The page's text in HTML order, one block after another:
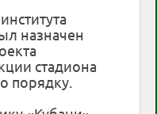
назначен
стадиона
порядку.